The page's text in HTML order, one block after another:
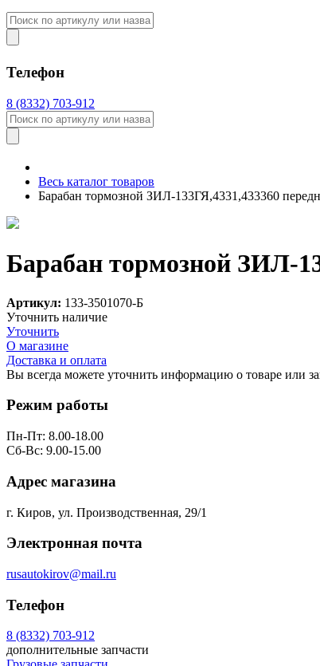
Телефон
8 (8332) 703-912
Весь каталог товаров
Барабан тормозной ЗИЛ-133ГЯ,4331,433360
Барабан тормозной ЗИЛ-
Артикул: 133-3501070-Б
Уточнить наличие
Уточнить
О магазине
Доставка и оплата
Вы всегда можете уточнить информацию о товаре или
Режим работы
Пн-Пт: 8.00-18.00
Сб-Вс: 9.00-15.00
Адрес магазина
г. Киров, ул. Производственная, 29/1
Электронная почта
rusautokirov@mail.ru
Телефон
8 (8332) 703-912
дополнительные запчасти